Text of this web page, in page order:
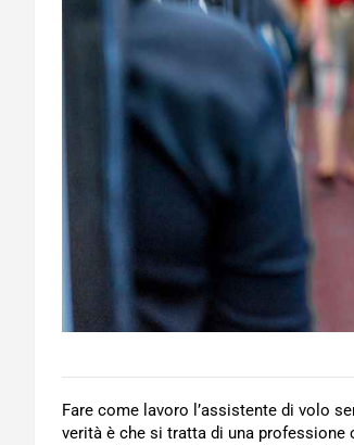
Fare come lavoro l’assistente di volo
verità è che si tratta di una